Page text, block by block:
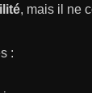
, mais il ne
: